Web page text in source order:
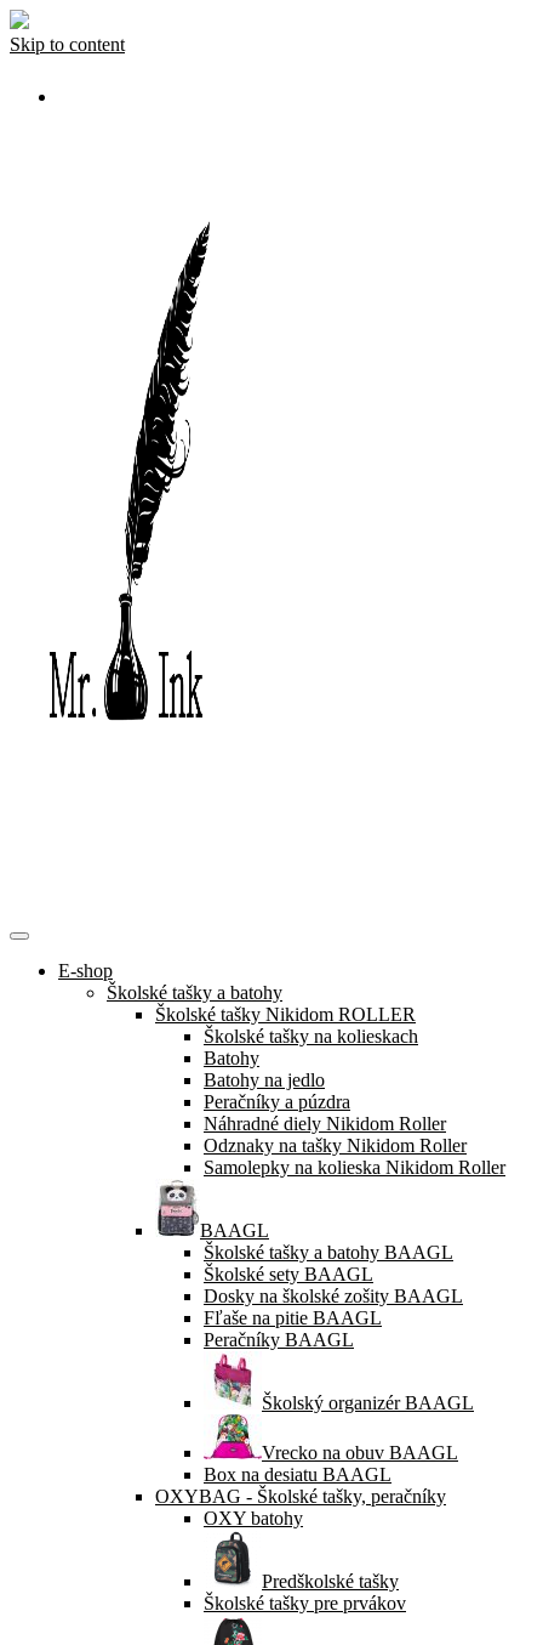
Skip to content
E-shop
Školské tašky a batohy
Školské tašky Nikidom ROLLER
Školské tašky na kolieskach
Batohy
Batohy na jedlo
Peračníky a púzdra
Náhradné diely Nikidom Roller
Odznaky na tašky Nikidom Roller
Samolepky na kolieska Nikidom Roller
BAAGL
Školské tašky a batohy BAAGL
Školské sety BAAGL
Dosky na školské zošity BAAGL
Fľaše na pitie BAAGL
Peračníky BAAGL
Školský organizér BAAGL
Vrecko na obuv BAAGL
Box na desiatu BAAGL
OXYBAG - Školské tašky, peračníky
OXY batohy
Predškolské tašky
Školské tašky pre prvákov